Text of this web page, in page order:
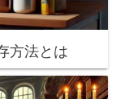
方法とは